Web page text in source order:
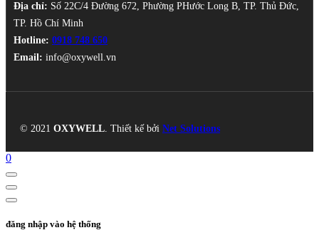
Địa chỉ: Số 22C/4 Đường 672, Phường PHước Long B, TP. Thủ Đức,
TP. Hồ Chí Minh
Hotline: 0918 748 650
Email: info@oxywell.vn
© 2021 OXYWELL. Thiết kế bởi Net Solutions
0
đăng nhập vào hệ thống